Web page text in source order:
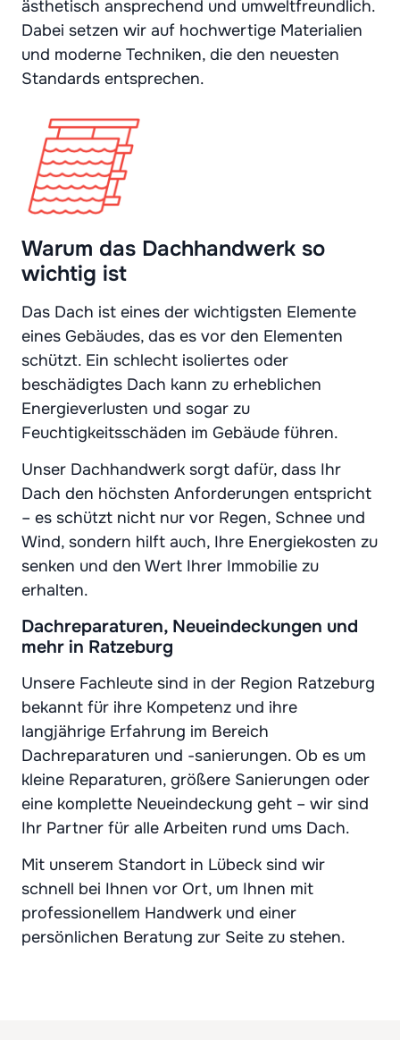
ästhetisch ansprechend und umweltfreundlich.
Dabei setzen wir auf hochwertige Materialien
und moderne Techniken, die den neuesten
Standards entsprechen.
Warum das Dachhandwerk so
wichtig ist
Das Dach ist eines der wichtigsten Elemente
eines Gebäudes, das es vor den Elementen
schützt. Ein schlecht isoliertes oder
beschädigtes Dach kann zu erheblichen
Energieverlusten und sogar zu
Feuchtigkeitsschäden im Gebäude führen.
Unser Dachhandwerk sorgt dafür, dass Ihr
Dach den höchsten Anforderungen entspricht
– es schützt nicht nur vor Regen, Schnee und
Wind, sondern hilft auch, Ihre Energiekosten zu
senken und den Wert Ihrer Immobilie zu
erhalten.
Dachreparaturen, Neueindeckungen und
mehr in Ratzeburg
Unsere Fachleute sind in der Region Ratzeburg
bekannt für ihre Kompetenz und ihre
langjährige Erfahrung im Bereich
Dachreparaturen und -sanierungen. Ob es um
kleine Reparaturen, größere Sanierungen oder
eine komplette Neueindeckung geht – wir sind
Ihr Partner für alle Arbeiten rund ums Dach.
Mit unserem Standort in Lübeck sind wir
schnell bei Ihnen vor Ort, um Ihnen mit
professionellem Handwerk und einer
persönlichen Beratung zur Seite zu stehen.